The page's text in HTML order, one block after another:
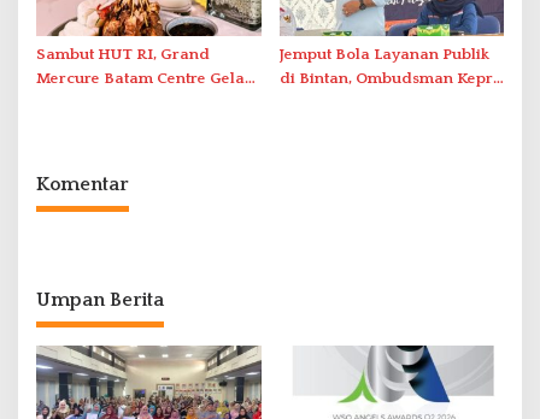
Sambut HUT RI, Grand
Mercure Batam Centre Gelar
Jemput Bola Layanan Publik
di Bintan, Ombudsman Kepri
Komentar
Umpan Berita